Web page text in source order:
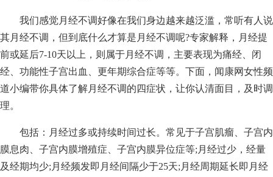
我们感觉月经不调好像在我们身边越来越泛滥，常听有人说
其月经不调，但到底什么才算是月经不调呢?专家解释，月经提
前或延后7-10天以上，则属于月经不调，主要表现为痛经、闭
经、功能性子宫出血、更年期综合症等等。下面，闻康网女性频
道小编带你具体了解月经不调的四症状，让你认清面目，及时调
理。
包括：月经过多或持续时间过长。常见于子宫肌瘤、子宫内
膜息肉、子宫内膜增殖症、子宫内膜异位症等;月经过少，经量
及经期均少;月经频发即月经间隔少于25天;月经周期延长即月经